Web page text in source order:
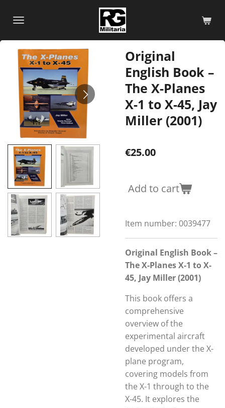
content
Original
English Book –
The X-Planes
X-1 to X-45, Jay
Miller (2001)
€25.00
Add to cart
Item number: 0039477
Original English Book –
The X-Planes X-1 to X-
45, Jay Miller (2001)
This book offers a
comprehensive
overview of the
experimental aircraft
developed under the X-
plane program,
covering models from
the X-1 through to the
X-45. It explores the